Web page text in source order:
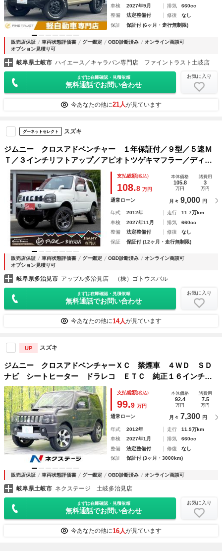
車検
2027年9月 排気
660cc
整備
法定整備付 修復
なし
保証
保証付 (6ヶ月・走行無制限)
販売店保証 車両状態評価書 グー鑑定 OBD診断済み
オンライン商談可
オプション見積り可
岐阜県土岐市 ハイエース／キャラバン専門店 ファイントラスト土岐店
まずは在庫確認・見積依頼
無料通話でお問い合わせ
お気に入り
今あなたの他に21人が見ています
グーネットセレクト スズキ
ジムニー クロスアドベンチャー １年保証付／９型／５速Ｍ
Ｔ／３インチリフトアップ／アピオトツゲキマフラー／ディス
プレイオーディオ／バックカメラ／デジタルインナーミラー／
ＬＥＤヘッド／シートヒーター／オープンカントリーＲ／Ｔタ
イヤ
支払総額(税込)
108.8 万円
本体価格
105.8
万円
諸費用
3
万円
通常ローン 月々 9,000 円
年式 2012年 走行
11.7万km
車検
2027年11月 排気
660cc
整備
法定整備付 修復
なし
保証
保証付 (12ヶ月・走行無制限)
販売店保証 車両状態評価書 グー鑑定 OBD診断済み
オンライン商談可
オプション見積り可
岐阜県多治見市 アップル多治見店 （株）ゴトウスバル
まずは在庫確認・見積依頼
無料通話でお問い合わせ
お気に入り
今あなたの他に14人が見ています
UP スズキ
ジムニー クロスアドベンチャーＸＣ 禁煙車 ４ＷＤ ＳＤ
ナビ シートヒーター ドラレコ ＥＴＣ 純正１６インチア
ルミ ＣＤ 地デジ
支払総額(税込)
99.9 万円
本体価格
92.4
万円
諸費用
7.5
万円
通常ローン 月々 7,300 円
年式 2012年 走行
11.9万km
車検
2027年1月 排気
660cc
整備
法定整備付 修復
なし
保証
保証付 (3ヶ月・3000km)
販売店保証 車両状態評価書 グー鑑定 OBD診断済み オンライン商談可
岐阜県土岐市 ネクステージ 土岐多治見店
まずは在庫確認・見積依頼
無料通話でお問い合わせ
お気に入り
今あなたの他に16人が見ています